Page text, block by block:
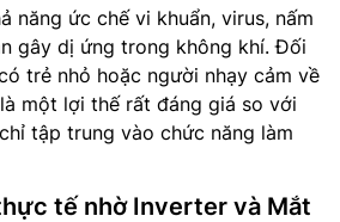
năng ức chế vi khuẩn, virus, nấm
gây dị ứng trong không khí. Đối
trẻ nhỏ hoặc người nhạy cảm về
một lợi thế rất đáng giá so với
tập trung vào chức năng làm
tế nhờ Inverter và Mắt